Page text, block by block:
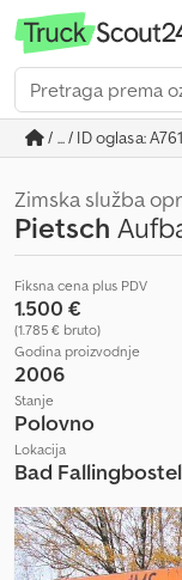
/ ... / ID oglasa:
Zimska služba
Pietsch
Fiksna cena plus PDV
1.500 €
(1.785 € bruto)
Godina proizvodnje
2006
Stanje
Polovno
Lokacija
Bad Fallingbostel